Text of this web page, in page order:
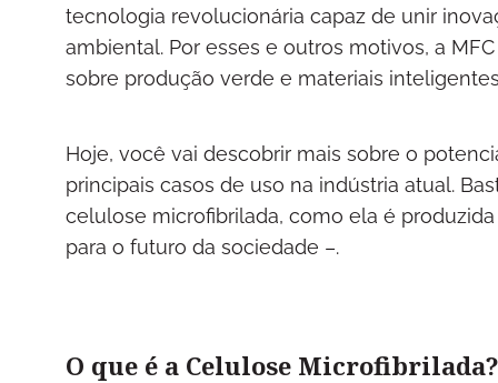
tecnologia revolucionária capaz de unir
ambiental. Por esses e outros motivos, a
sobre produção verde e materiais
Hoje, você vai descobrir mais sobre o
principais casos de uso na indústria atual.
celulose microfibrilada, como ela é
para o futuro da sociedade –.
O que é a Celulose Microfibrilada?